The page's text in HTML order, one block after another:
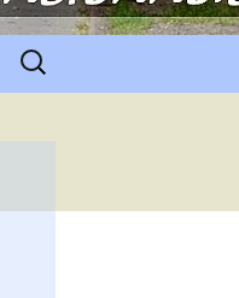
Rechercher :